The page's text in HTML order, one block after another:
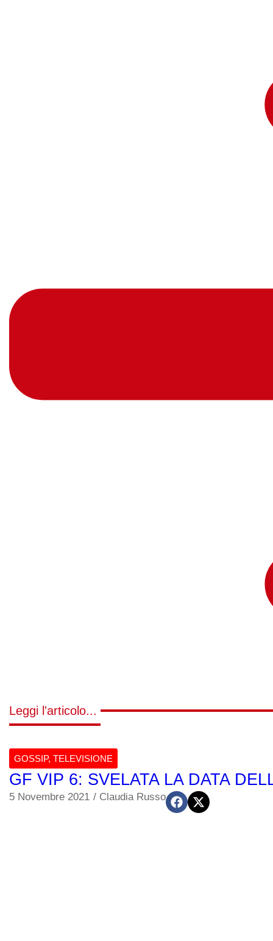
Leggi l'articolo...
GOSSIP, TELEVISIONE
GF VIP 6: SVELATA LA DATA
5 Novembre 2021 / Claudia Russo